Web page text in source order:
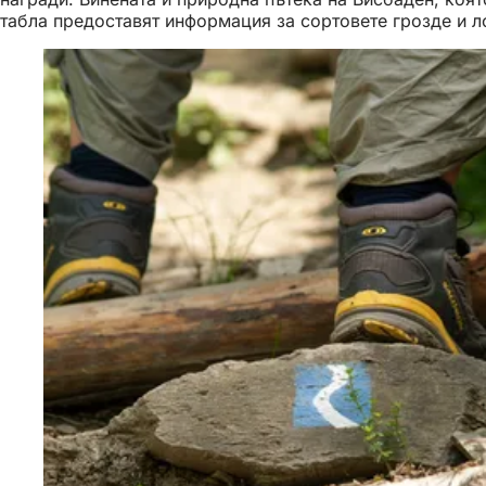
табла предоставят информация за сортовете грозде и